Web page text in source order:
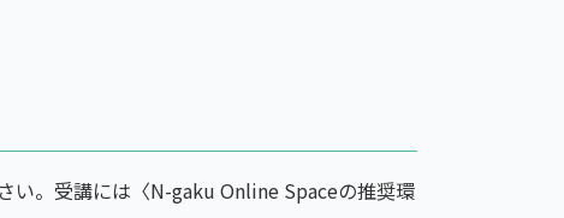
い。受講には〈N-gaku Online Spaceの推奨環